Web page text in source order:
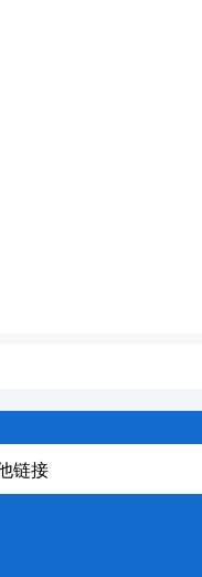
链接